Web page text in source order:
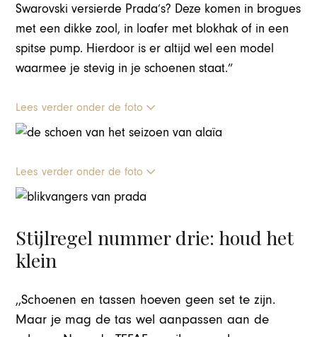
Swarovski versierde Prada’s? Deze komen in brogues
met een dikke zool, in loafer met blokhak of in een
spitse pump. Hierdoor is er altijd wel een model
waarmee je stevig in je schoenen staat.”
Lees verder onder de foto
Lees verder onder de foto
Stijlregel nummer drie: houd het
klein
,,Schoenen en tassen hoeven geen set te zijn.
Maar je mag de tas wel aanpassen aan de